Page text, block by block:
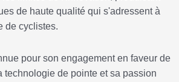
de haute qualité qui s'adressent à
de cyclistes.
pour son engagement en faveur de
technologie de pointe et sa passion